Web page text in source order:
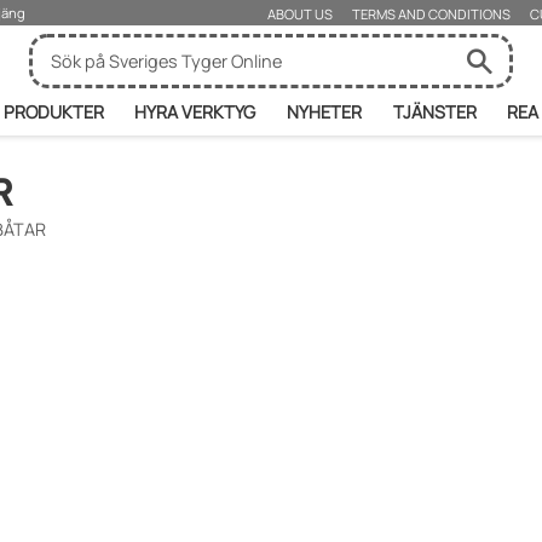
ABOUT US TERMS AND CONDITIONS
PRODUKTER HYRA VERKTYG NYHETER TJÄNSTER REA